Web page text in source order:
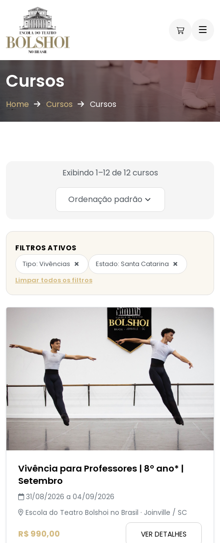
Cursos
Home Cursos Cursos
Exibindo 1–12 de 12 cursos
FILTROS ATIVOS
Tipo: Vivências × Estado: Santa Catarina ×
Limpar todos os filtros
Vivência para Professores | 8º ano* |
Setembro
31/08/2026 a 04/09/2026
Escola do Teatro Bolshoi no Brasil · Joinville / SC
R$ 990,00 VER DETALHES